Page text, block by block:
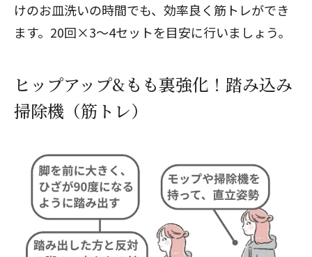
けのお皿洗いの時間でも、効率良く筋トレができ
ます。20回×3～4セットを目安に行いましょう。
ヒップアップ&もも裏強化！踏み込み
掃除機（筋トレ）